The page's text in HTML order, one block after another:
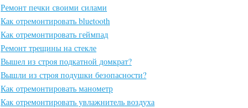
Ремонт печки своими силами
Как отремонтировать bluetooth
Как отремонтировать геймпад
Ремонт трещины на стекле
Вышел из строя подкатной домкрат?
Вышли из строя подушки безопасности?
Как отремонтировать манометр
Как отремонтировать увлажнитель воздуха